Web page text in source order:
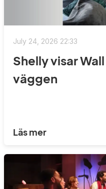
July 24, 2026 22:33
Shelly visar
väggen
Läs mer